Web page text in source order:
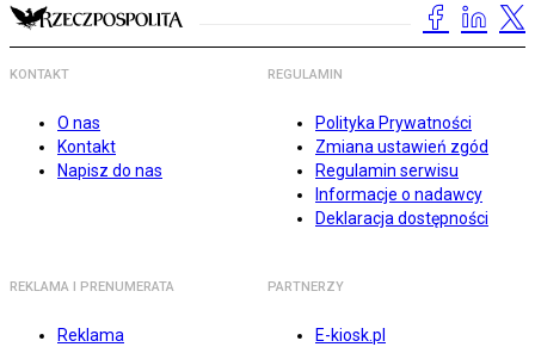
KONTAKT
O nas
Kontakt
Napisz do nas
REGULAMIN
Polityka Prywatności
Zmiana ustawień zgód
Regulamin serwisu
Informacje o nadawcy
Deklaracja dostępności
REKLAMA I PRENUMERATA
Reklama
PARTNERZY
E-kiosk.pl